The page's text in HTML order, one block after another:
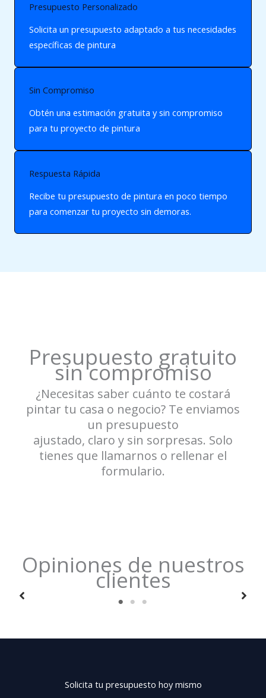
Presupuesto Personalizado
Solicita un presupuesto adaptado a tus necesidades
específicas de pintura
Sin Compromiso
Obtén una estimación gratuita y sin compromiso
para tu proyecto de pintura
Respuesta Rápida
Recibe tu presupuesto de pintura en poco tiempo
para comenzar tu proyecto sin demoras.
Presupuesto gratuito
sin compromiso
¿Necesitas saber cuánto te costará
pintar tu casa o negocio? Te enviamos
un presupuesto
ajustado, claro y sin sorpresas. Solo
tienes que llamarnos o rellenar el
formulario.
Opiniones de nuestros
clientes
Muy profesionales. Pintaron todo mi piso en Soto del
asesoraron sobre colores y tipos de pintura.
Solicita tu presupuesto hoy mismo